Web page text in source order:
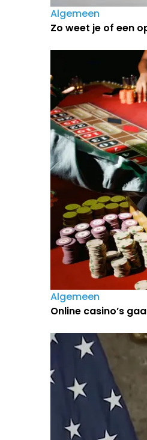
Algemeen
Zo weet je of een
Algemeen
Online casino’s